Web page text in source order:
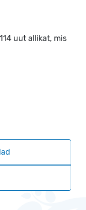
uut allikat, mis